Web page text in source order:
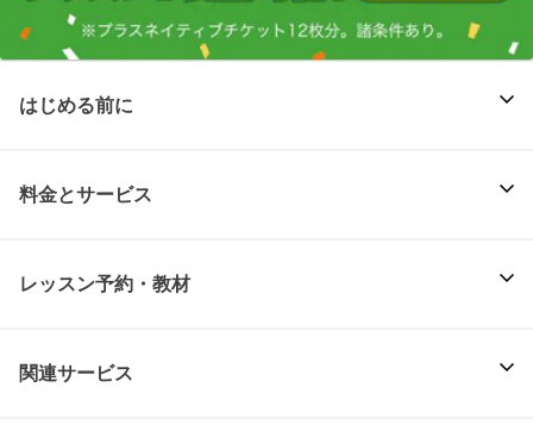
はじめる前に
料金とサービス
レッスン予約・教材
関連サービス